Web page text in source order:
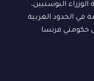
البوسنيين،
في الحدود الغربية
حكومتي فرنسا